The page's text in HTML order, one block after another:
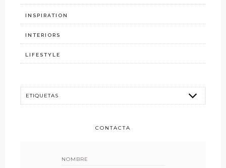
INSPIRATION
INTERIORS
LIFESTYLE
CONTACTA